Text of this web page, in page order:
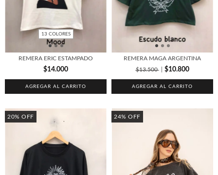
13 COLORES
REMERA ERIC ESTAMPADO
$14.000
AGREGAR AL CARRITO
REMERA MAGA ARGENTINA
$13.500
$10.800
AGREGAR AL CARRITO
20% OFF 24% OFF